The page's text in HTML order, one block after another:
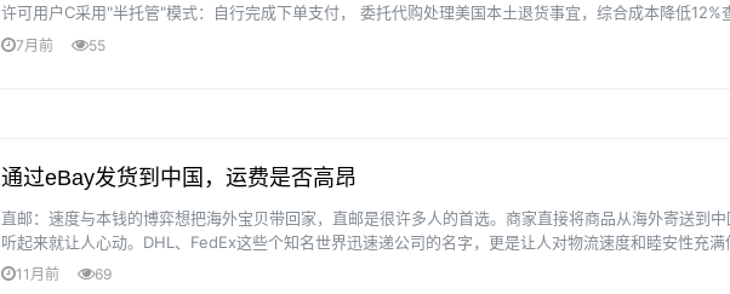
许可用户C采用"半托管"模式：自行完成下单支付， 委托代购处理美国本土退货事宜，综合成本降低12%
卖家Feedb···
7月前 55
通过eBay发货到中国，运费是否高昂
直邮：速度与本钱的博弈想把海外宝贝带回家，直邮是很许多人的首选。商家直接将商品从海外寄送到中
听起来就让人心动。DHL、FedEx这些个知名世界迅速递公司的名字，更是让人对物流速度和睦安性充满
心。但是别忘了这背后的运费通常不菲。所以如果···
11月前 69